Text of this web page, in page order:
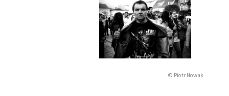
© Piotr Nowak